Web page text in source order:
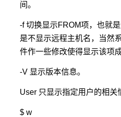
间。
-f 切换显示FROM项，也就
是不显示远程主机名，当然
件作一些修改使得显示该项
-V 显示版本信息。
User 只显示指定用户的相关
$ w